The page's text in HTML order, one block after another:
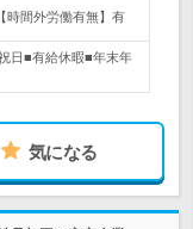
時間外労働有無】有
日■有給休暇■年末年
気になる